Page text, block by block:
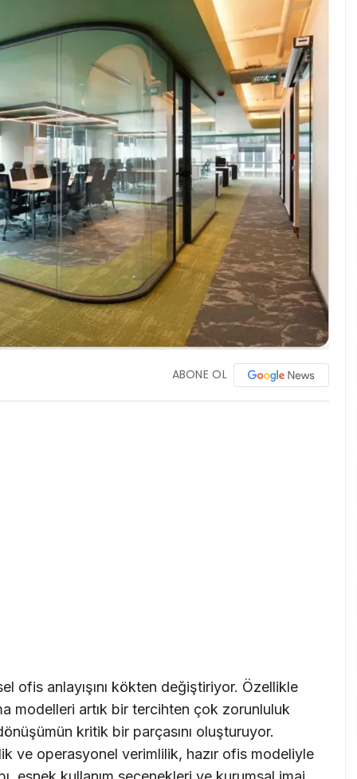
ABONE OL
ofis anlayışını kökten değiştiriyor. Özellikle
modelleri artık bir tercihten çok zorunluluk
kritik bir parçasını oluşturuyor.
ve operasyonel verimlilik, hazır ofis modeliyle